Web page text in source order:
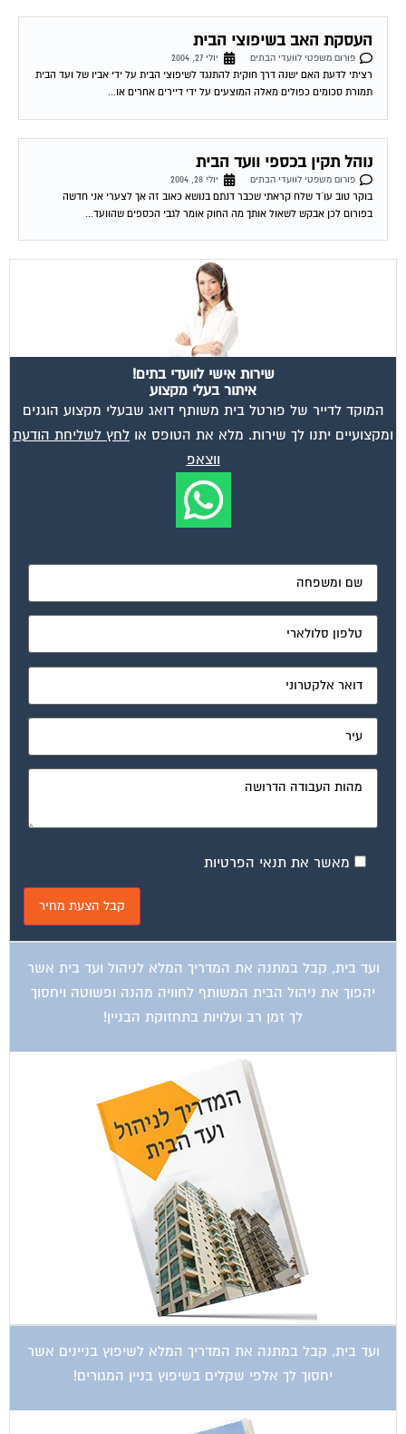
העסקת האב בשיפוצי הבית
פורום משפטי לוועדי הבתים
יולי 27, 2004
רציתי לדעת האם ישנה דרך חוקית להתנגד לשיפוצי הבית על ידי אביו של ועד הבית
תמורת סכומים כפולים מאלה המוצעים על ידי דיירים אחרים או...
נוהל תקין בכספי וועד הבית
פורום משפטי לוועדי הבתים
יולי 28, 2004
בוקר טוב עו´ד שלח קראתי שכבר דנתם בנושא כאוב זה אך לצערי אני חדשה
בפורום לכן אבקש לשאול אותך מה החוק אומר לגבי הכספים שהוועד...
שירות אישי לוועדי בתים!
איתור בעלי מקצוע
המוקד לדייר של פורטל בית משותף דואג שבעלי מקצוע הוגנים
ומקצועיים יתנו לך שירות. מלא את הטופס או לחץ לשליחת הודעת
ווצאפ
מאשר את תנאי הפרטיות
ועד בית, קבל במתנה את המדריך המלא לניהול ועד בית אשר
יהפוך את ניהול הבית המשותף לחוויה מהנה ופשוטה ויחסוך
לך זמן רב ועלויות בתחזוקת הבניין!
ועד בית, קבל במתנה את המדריך המלא לשיפוץ בניינים אשר
יחסוך לך אלפי שקלים בשיפוץ בניין המגורים!